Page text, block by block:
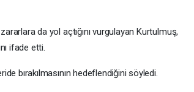
da yol açtığını vurgulayan Kurtulmuş,
ifade etti.
bırakılmasının hedeflendiğini söyledi.